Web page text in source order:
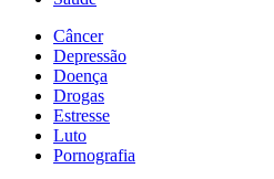
Câncer
Depressão
Doença
Drogas
Estresse
Luto
Pornografia